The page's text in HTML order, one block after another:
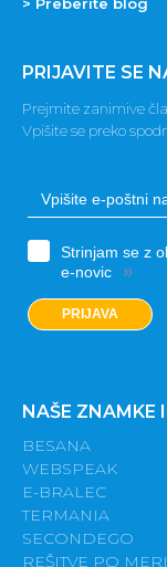
PRIJAVITE SE
Prejmite zanimive
Vpišite se preko
Strinjam se z
e-novic
»
PRIJAVA
NAŠE ZNAMKE
BESANA
WEBSPEAK
E-BRALEC
TERMANIA
SECONDEGO
REŠITVE PO MERI